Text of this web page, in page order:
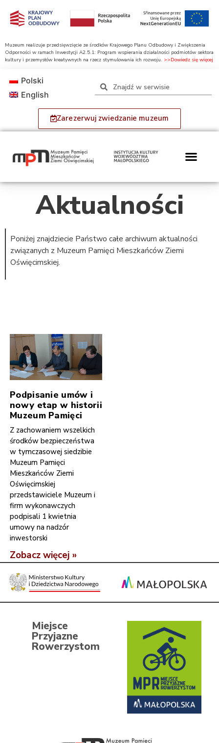
Muzeum realizuje przedsięwzięcie ze środków Krajowego Planu Odbudowy i Zwiększenia
Odporności w ramach Inwestycji A2.5.1: Program wspierania działalności podmiotów sektora
kultury i przemysłów kreatywnych na rzecz stymulowania ich rozwoju. >>Dowiedz się więcej
Zarezerwuj zwiedzanie muzeum
Polski
English
Aktualności
Poniżej znajdziecie Państwo całe archiwum aktualności
związanych z Muzeum Pamięci Mieszkańców Ziemi
Oświęcimskiej.
Podpisanie umów i
nowy etap w historii
Muzeum Pamięci
Z zachowaniem wszelkich
środków bezpieczeństwa
w tymczasowej siedzibie
Muzeum Pamięci
Mieszkańców Ziemi
Oświęcimskiej
przedstawiciele Muzeum i
firm wykonawczych
podpisali 1 kwietnia
umowy na nadzór
inwestorski
Zobacz więcej »
Miejsce
Przyjazne
Rowerzystom